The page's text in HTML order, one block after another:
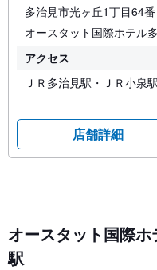
多治見市光ヶ丘1丁目64番
オースタット国際ホテル
アクセス
ＪＲ多治見駅・ＪＲ小泉
店舗詳細
オースタット国際
駅